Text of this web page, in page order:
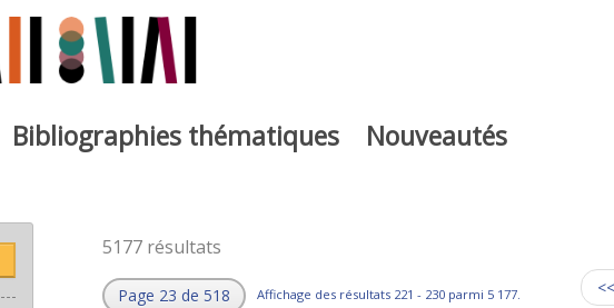
Bibliographies thématiques Nouveautés
5177 résultats
Page 23 de 518 Affichage des résultats 221 - 230 parmi 5 177.